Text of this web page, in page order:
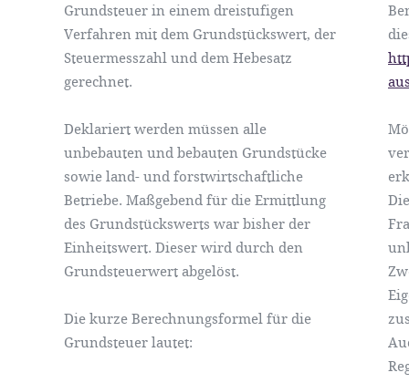
Grundsteuer in einem dreistufigen
Verfahren mit dem Grundstückswert, der
Steuermesszahl und dem Hebesatz
gerechnet.
Deklariert werden müssen alle
unbebauten und bebauten Grundstücke
sowie land- und forstwirtschaftliche
Betriebe. Maßgebend für die Ermittlung
des Grundstückswerts war bisher der
Einheitswert. Dieser wird durch den
Grundsteuerwert abgelöst.
Die kurze Berechnungsformel für die
Grundsteuer lautet: